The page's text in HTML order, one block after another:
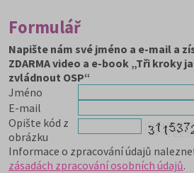
Formulář
Napište nám své jméno a e-mail a
ZDARMA video a e-book „Tři kroky
zvládnout OSP“
Jméno
E-mail
Opište kód z
obrázku
Informace o zpracování údajů
zásadách zpracování osobních údajů.